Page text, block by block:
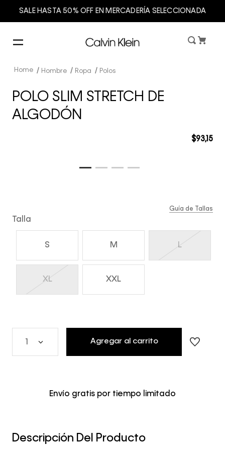
SALE HASTA 50% OFF EN MERCADERÍA SELECCIONADA
Hombre Ropa Polos
POLO SLIM STRETCH DE
ALGODÓN
$93,15
Talla
S M L
XL XXL
Guía de Tallas
Agregar al carrito
Envío gratis por tiempo limitado
Descripción Del Producto